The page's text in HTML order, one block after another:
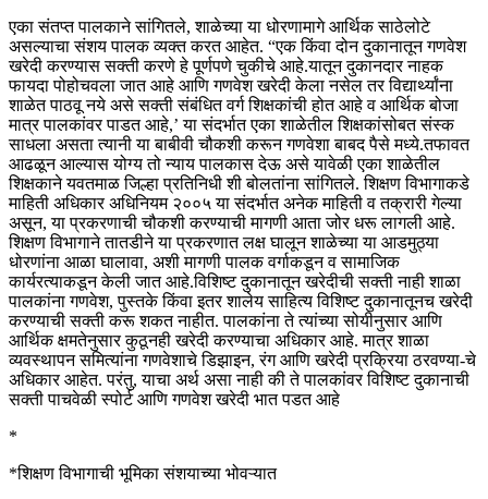
एका संतप्त पालकाने सांगितले, शाळेच्या या धोरणामागे आर्थिक साठेलोटे
असल्याचा संशय पालक व्यक्त करत आहेत. “एक किंवा दोन दुकानातून गणवेश
खरेदी करण्यास सक्ती करणे हे पूर्णपणे चुकीचे आहे.यातून दु‌कानदार नाहक
फायदा पोहोचवला जात आहे आणि गणवेश खरेदी केला नसेल तर विद्यार्थ्यांना
शाळेत पाठवू नये असे सक्ती संबंधित वर्ग शिक्षकांची होत आहे व आर्थिक बोजा
मात्र पालकांवर पाडत आहे,’ या संदर्भात एका शाळेतील शिक्षकांसोबत संस्क
साधला असता त्यानी या बाबीवी चौकशी करून गणवेशा बाबद पैसे मध्ये.तफावत
आढळून आल्यास योग्य तो न्याय पालकास देऊ असे यावेळी एका शाळेतील
शिक्षकाने यवतमाळ जिल्हा प्रतिनिधी शी बोलतांना सांगितले. शिक्षण विभागाकडे
माहिती अधिकार अधिनियम २००५ या संदर्भात अनेक माहिती व तक्रारी गेल्या
असून, या प्रकरणाची चौकशी करण्याची मागणी आता जोर धरू लागली आहे.
शिक्षण विभागाने तातडीने या प्रकरणात लक्ष घालून शाळेच्या या आडमुठ्या
धोरणांना आळा घालावा, अशी मागणी पालक वर्गाकडून व सामाजिक
कार्यरत्याकडून केली जात आहे.विशिष्ट दुकानातून खरेदीची सक्ती नाही शाळा
पालकांना गणवेश, पुस्तके किंवा इतर शालेय साहित्य विशिष्ट दुकानातूनच खरेदी
करण्याची सक्ती करू शकत नाहीत. पालकांना ते त्यांच्या सोयीनुसार आणि
आर्थिक क्षमतेनुसार कुठूनही खरेदी करण्याचा अधिकार आहे. मात्र शाळा
व्यवस्थापन समित्यांना गणवेशाचे डिझाइन, रंग आणि खरेदी प्रक्रिया ठरवण्या-चे
अधिकार आहेत. परंतु, याचा अर्थ असा नाही की ते पालकांवर विशिष्ट दुकानाची
सक्ती पाचवेळी स्पोर्ट आणि गणवेश खरेदी भात पडत आहे
*
*शिक्षण विभागाची भूमिका संशयाच्या भोवऱ्यात